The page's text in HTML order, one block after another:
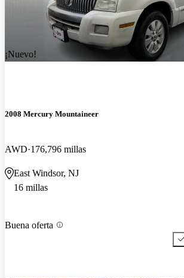
¡Nuevo!
2008 Mercury Mountaineer
AWD 176,796 millas
East Windsor, NJ
16 millas
Buena oferta